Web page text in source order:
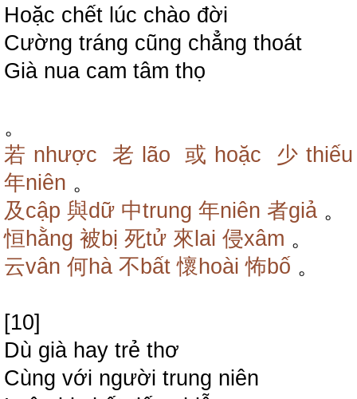
Hoặc chết lúc chào đời
Cường tráng cũng chẳng thoát
Già nua cam tâm thọ
。
若nhược
老lão 或hoặc
少thiếu
年niên 。
及cập 與dữ 中trung 年niên 者giả 。
恒hằng 被bị 死tử 來lai 侵xâm 。
云vân 何hà 不bất 懷hoài 怖bố 。
[10]
Dù già hay trẻ thơ
Cùng với người trung niên